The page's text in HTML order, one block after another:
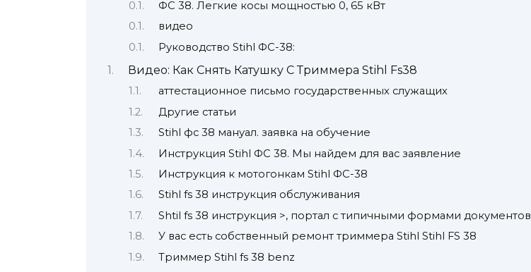
ФС 38. Легкие косы мощностью 0, 65 кВт
видео
Руководство Stihl ФС-38:
Видео: Как Снять Катушку С Триммера Stihl Fs38
аттестационное письмо государственных служащих
Другие статьи
Stihl фс 38 мануал. заявка на обучение
Инструкция Stihl ФС 38. Мы найдем для вас заявление
Инструкция к мотогонкам Stihl ФС-38
Stihl fs 38 инструкция обслуживания
Shtil fs 38 инструкция >, портал с типичными формами документов
У вас есть собственный ремонт триммера Stihl Stihl FS 38
Триммер Stihl fs 38 benz